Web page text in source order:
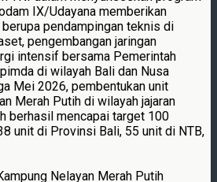
IX/Udayana memberikan
pendampingan teknis di
pengembangan jaringan
intensif bersama Pemerintah
di wilayah Bali dan Nusa
Mei 2026, pembentukan unit
Merah Putih di wilayah jajaran
berhasil mencapai target 100
unit di Provinsi Bali, 55 unit di NTB,
Nelayan Merah Putih